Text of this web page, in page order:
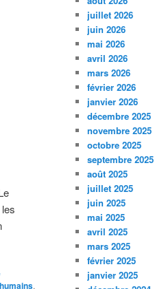
,
juillet 2026
juin 2026
mai 2026
avril 2026
mars 2026
février 2026
janvier 2026
décembre 2025
novembre 2025
octobre 2025
septembre 2025
août 2025
juillet 2025
juin 2025
mai 2025
avril 2025
mars 2025
février 2025
janvier 2025